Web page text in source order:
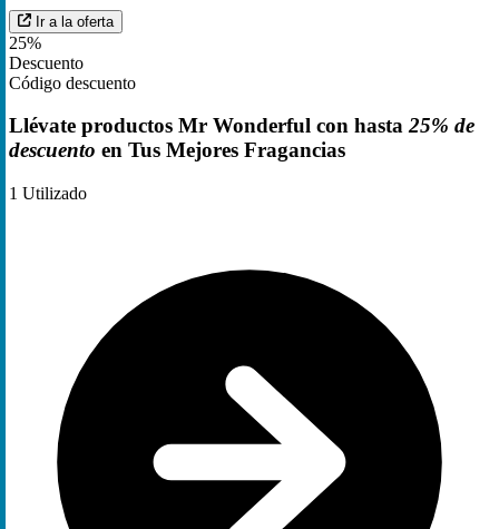
Ir a la oferta
25%
Descuento
Código descuento
Llévate productos Mr Wonderful con hasta25% de
descuento en Tus Mejores Fragancias
1 Utilizado